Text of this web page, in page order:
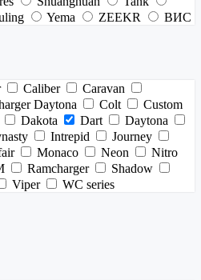
Yema ZEEKR
ВИС
Caliber
Caravan
Daytona Colt
Custom
Dakota Dart
Daytona
Intrepid
Journey
Monaco Neon
Nitro
Ramcharger
Shadow
Viper WC series